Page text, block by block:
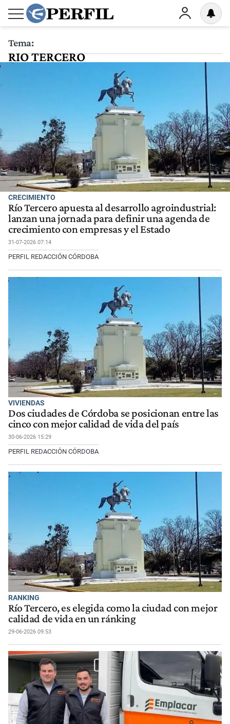
Tema:
RIO TERCERO
CRECIMIENTO
Río Tercero apuesta al desarrollo agroindustrial:
lanzan una jornada para definir una agenda de
crecimiento con empresas y el Estado
31-07-2026 07:14
PERFIL REDACCIÓN CÓRDOBA
VIVIENDAS
Dos ciudades de Córdoba se posicionan entre las
cinco con mejor calidad de vida del país
30-06-2026 15:29
PERFIL REDACCIÓN CÓRDOBA
RANKING
Río Tercero, es elegida como la ciudad con mejor
calidad de vida en un ránking
29-06-2026 09:53